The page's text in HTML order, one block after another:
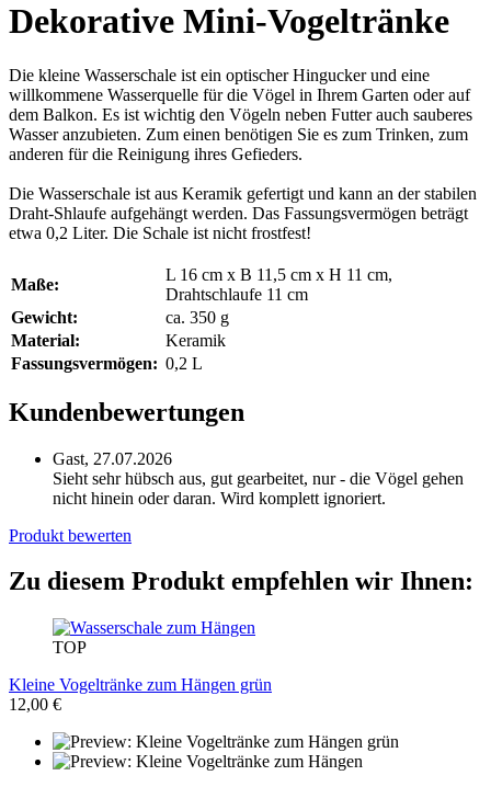
Dekorative Mini-Vogeltränke
Die kleine Wasserschale ist ein optischer Hingucker und eine
willkommene Wasserquelle für die Vögel in Ihrem Garten oder auf
dem Balkon. Es ist wichtig den Vögeln neben Futter auch sauberes
Wasser anzubieten. Zum einen benötigen Sie es zum Trinken, zum
anderen für die Reinigung ihres Gefieders.
Die Wasserschale ist aus Keramik gefertigt und kann an der stabilen
Draht-Shlaufe aufgehängt werden. Das Fassungsvermögen beträgt
etwa 0,2 Liter. Die Schale ist nicht frostfest!
Maße:
L 16 cm x B 11,5 cm x H 11 cm,
Drahtschlaufe 11 cm
Gewicht:
ca. 350 g
Material:
Keramik
Fassungsvermögen: 0,2 L
Kundenbewertungen
Gast, 27.07.2026
Sieht sehr hübsch aus, gut gearbeitet, nur - die Vögel gehen
nicht hinein oder daran. Wird komplett ignoriert.
Produkt bewerten
Zu diesem Produkt empfehlen wir Ihnen:
TOP
Kleine Vogeltränke zum Hängen grün
12,00 €